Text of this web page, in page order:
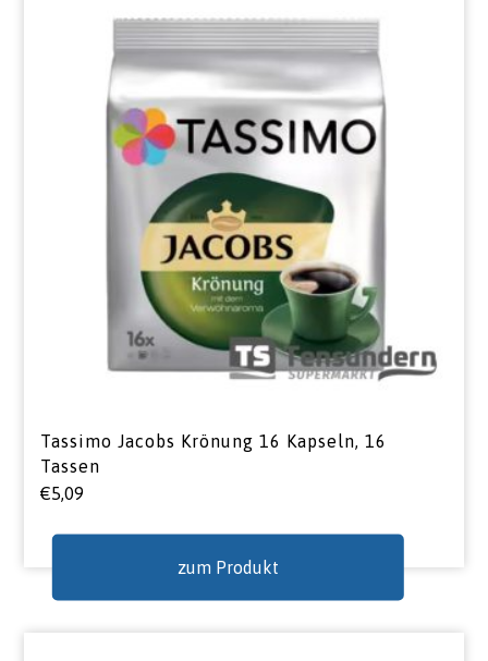
Tassimo Jacobs Krönung 16 Kapseln, 16
Tassen
€5,09
zum Produkt